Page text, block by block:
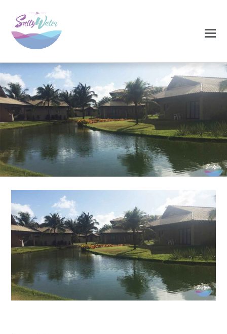
NOVEMBRO 25, 2020
gale7